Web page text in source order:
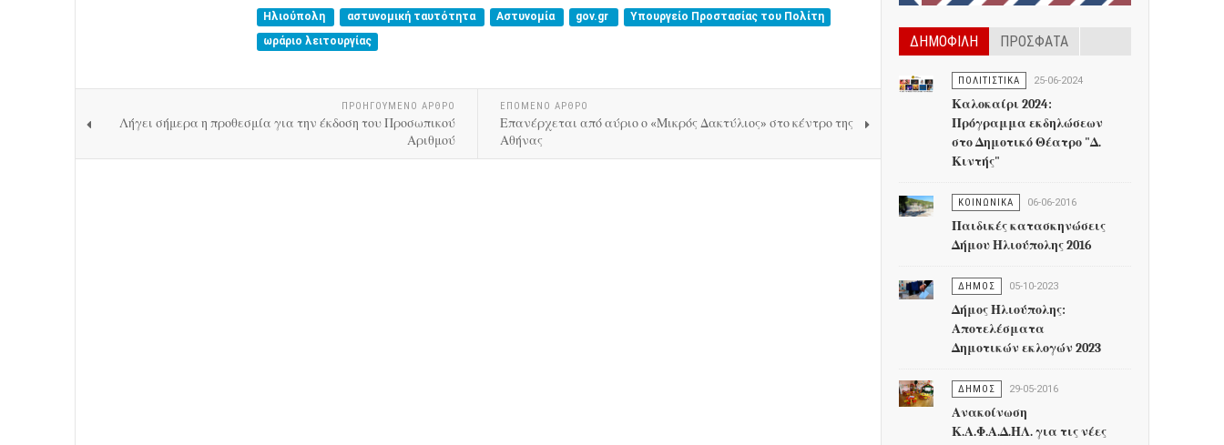
Ηλιούπολη αστυνομική ταυτότητα Αστυνομία gov.gr
Υπουργείο Προστασίας του Πολίτη
ωράριο λειτουργίας
ΠΡΟΗΓΟΎΜΕΝΟ ΑΡΘΡΟ
Λήγει σήμερα η προθεσμία για την έκδοση του Προσωπικού
Αριθμού
ΕΠΟΜΕΝΟ ΑΡΘΡΟ
Επανέρχεται από αύριο ο «Μικρός Δακτύλιος» στο κέντρο της
Αθήνας
ΔΗΜΟΦΙΛΗ ΠΡΟΣΦΑΤΑ
ΠΟΛΙΤΙΣΤΙΚΑ 25-06-2024
Καλοκαίρι 2024:
Πρόγραμμα εκδηλώσεων
στο Δημοτικό Θέατρο "Δ.
Κιντής"
ΚΟΙΝΩΝΙΚΑ 06-06-2016
Παιδικές κατασκηνώσεις
Δήμου Ηλιούπολης 2016
ΔΗΜΟΣ 05-10-2023
Δήμος Ηλιούπολης:
Αποτελέσματα
Δημοτικών εκλογών 2023
ΔΗΜΟΣ 29-05-2016
Ανακοίνωση
Κ.Α.Φ.Α.Δ.ΗΛ. για τις νέες